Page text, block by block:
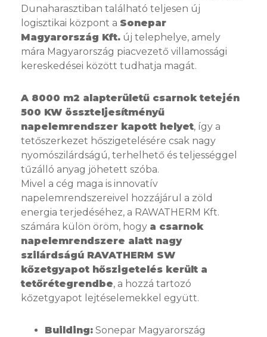
Dunaharasztiban található teljesen új
logisztikai központ a Sonepar
Magyarország Kft. új telephelye, amely
mára Magyarország piacvezető villamossági
kereskedései között tudhatja magát.
A 8000 m2 alapterületű csarnok tetején
500 KW összteljesítményű
napelemrendszer kapott helyet, így a
tetőszerkezet hőszigetelésére csak nagy
nyomószilárdságú, terhelhető és teljességgel
tűzálló anyag jöhetett szóba.
Mivel a cég maga is innovatív
napelemrendszereivel hozzájárul a zöld
energia terjedéséhez, a RAWATHERM Kft.
számára külön öröm, hogy a csarnok
napelemrendszere alatt nagy
szilárdságú RAVATHERM SW
kőzetgyapot hőszigetelés került a
tetőrétegrendbe, a hozzá tartozó
kőzetgyapot lejtéselemekkel együtt.
Building: Sonepar Magyarország